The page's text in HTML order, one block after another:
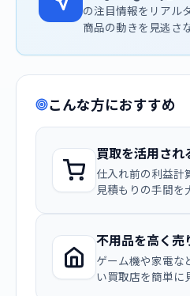
の注目情報をリアル
商品の動きを見逃さ
こんな方におすすめ
買取を活用され
仕入れ前の利益計
見積もりの手間を
不用品を高く売
ゲーム機や家電な
い買取店を簡単に